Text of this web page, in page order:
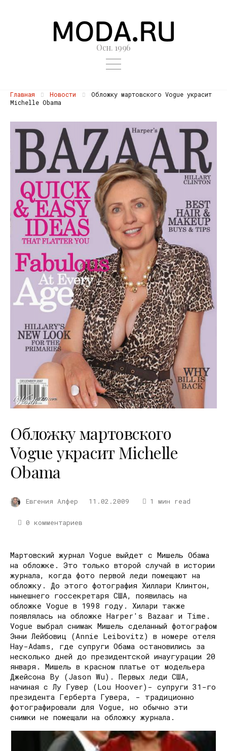
Осн. 1996
Главная Новости
Обложку мартовского Vogue украсит
Michelle Obama
Обложку мартовского
Vogue украсит Michelle
Obama
Евгения Алфер 11.02.2009 1 мин read
0 комментариев
Мартовский журнал Vogue выйдет с Мишель Обама
на обложке. Это только второй случай в истории
журнала, когда фото первой леди помещают на
обложку. До этого фотография Хиллари Клинтон,
нынешнего госсекретаря США, появилась на
обложке Vogue в 1998 году. Хилари также
появлялась на обложке Harper's Bazaar и Time.
Vogue выбрал снимак Мишель сделанный фотографом
Энни Лейбовиц (Annie Leibovitz) в номере отеля
Hay-Adams, где супруги Обама остановились за
несколько дней до президентской инаугурации 20
января. Мишель в красном платье от модельера
Джейсона Ву (Jason Wu). Первых леди США,
начиная с Лу Гувер (Lou Hoover)- супруги 31-го
президента Герберта Гувера, - традиционно
фотографировали для Vogue, но обычно эти
снимки не помещали на обложку журнала.